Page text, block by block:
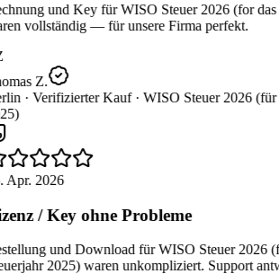
und Key für WISO Steuer 2026 (for das
vollständig — für unsere Firma perfekt.
Z.
· Verifizierter Kauf · WISO Steuer 2026 (für
Apr. 2026
/ Key ohne Probleme
und Download für WISO Steuer 2026
2025) waren unkompliziert. Support